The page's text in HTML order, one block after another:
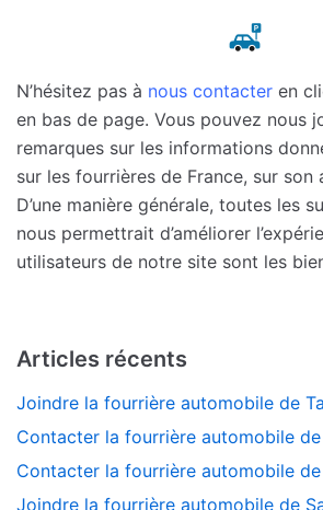
N’hésitez pas à nous contacter en
en bas de page. Vous pouvez nous
remarques sur les informations
sur les fourrières de France, sur son
D’une manière générale, toutes les
nous permettrait d’améliorer
utilisateurs de notre site sont les
Articles récents
Joindre la fourrière automobile de
Contacter la fourrière automobile
Contacter la fourrière automobile
Joindre la fourrière automobile de